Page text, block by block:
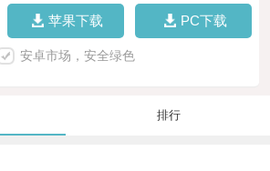
苹果下载 PC下载
安卓市场，安全绿色
排行